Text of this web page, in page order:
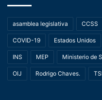
asamblea legislativa CCSS
COVID-19 Estados Unidos
INS MEP Ministerio de
OIJ Rodrigo Chaves.